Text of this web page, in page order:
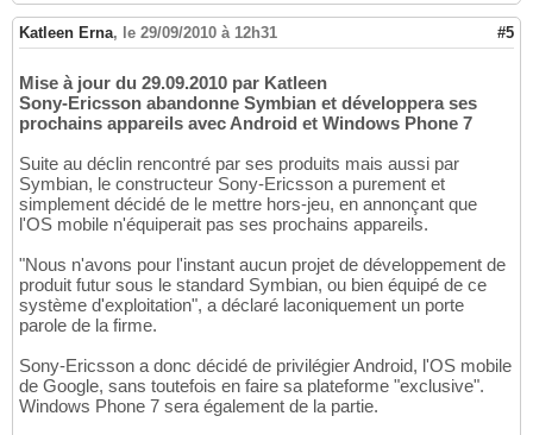
Katleen Erna, le 29/09/2010 à 12h31 #5
Mise à jour du 29.09.2010 par Katleen
Sony-Ericsson abandonne Symbian et développera ses
prochains appareils avec Android et Windows Phone 7
Suite au déclin rencontré par ses produits mais aussi par
Symbian, le constructeur Sony-Ericsson a purement et
simplement décidé de le mettre hors-jeu, en annonçant que
l'OS mobile n'équiperait pas ses prochains appareils.
"Nous n'avons pour l'instant aucun projet de développement de
produit futur sous le standard Symbian, ou bien équipé de ce
système d'exploitation", a déclaré laconiquement un porte
parole de la firme.
Sony-Ericsson a donc décidé de privilégier Android, l'OS mobile
de Google, sans toutefois en faire sa plateforme "exclusive".
Windows Phone 7 sera également de la partie.